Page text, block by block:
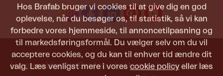
Hos Brafab bruger vi cookies til at give dig en god
oplevelse, når du besøger os, til statistik, så vi kan
forbedre vores hjemmeside, til annoncetilpasning og
til markedsføringsformål. Du vælger selv om du vil
acceptere cookies, og du kan til enhver tid ændre dit
valg. Læs venligst mere i vores cookie policy eller læs
Havemøbler fra Brafab skal kunne holde til både